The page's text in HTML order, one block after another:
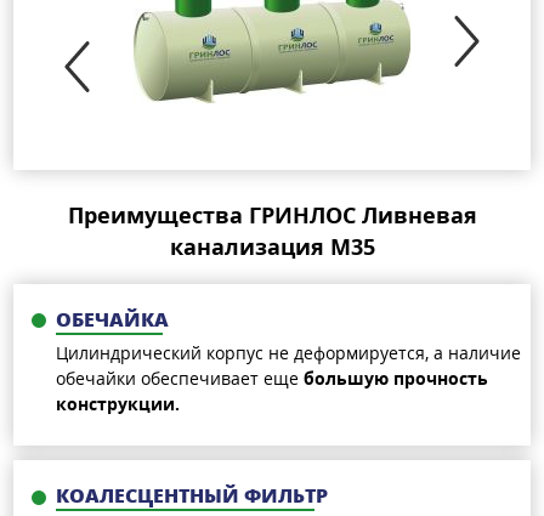
Преимущества ГРИНЛОС Ливневая
канализация М35
ОБЕЧАЙКА
Цилиндрический корпус не деформируется, а наличие
обечайки обеспечивает еще большую прочность
конструкции.
КОАЛЕСЦЕНТНЫЙ ФИЛЬТР